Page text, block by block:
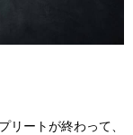
ートが終わって、